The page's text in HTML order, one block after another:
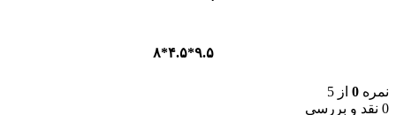
نمره 0 از 5
0 نقد و بررسی